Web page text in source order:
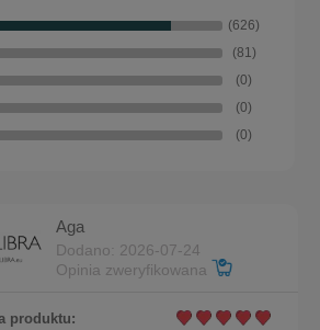
(626)
(81)
(0)
(0)
(0)
Aga
Dodano: 2026-07-24
Opinia zweryfikowana
produktu: